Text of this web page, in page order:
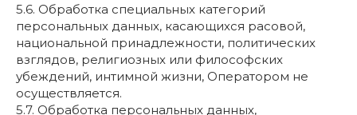
5.6. Обработка специальных категорий
персональных данных, касающихся расовой,
национальной принадлежности, политических
взглядов, религиозных или философских
убеждений, интимной жизни, Оператором не
осуществляется.
5.7. Обработка персональных данных,